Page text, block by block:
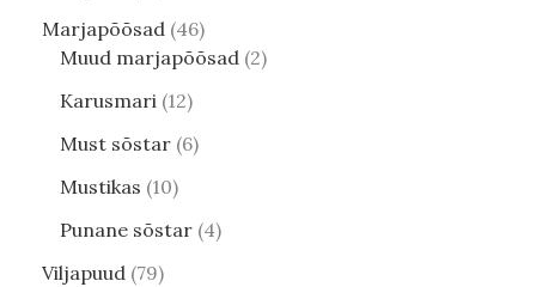
Marjapõõsad 46
Muud marjapõõsad 2
Karusmari 12
Must sõstar 6
Mustikas 10
Punane sõstar 4
Viljapuud 79